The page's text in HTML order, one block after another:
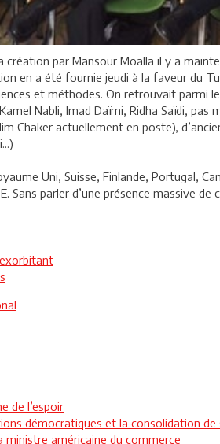
création par Mansour Moalla il y a
en a été fournie jeudi à la faveur du
et méthodes. On retrouvait parmi
Nabli, Imad Daïmi, Ridha Saïdi, pas
Chaker actuellement en poste),
Uni, Suisse, Finlande, Portugal,
Sans parler d’une présence massive
de l’espoir
démocratiques et la consolidation
américaine du commerce